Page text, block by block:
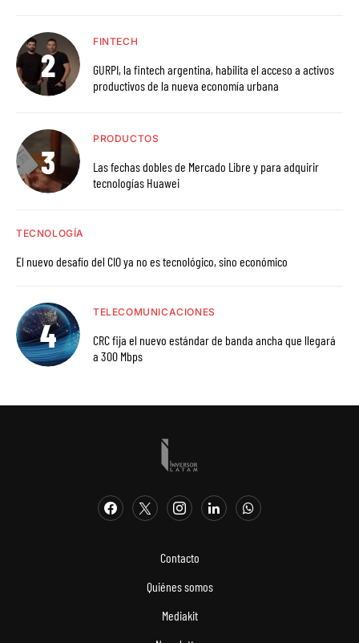
FINTECH
GURPI, la fintech argentina, habilita el acceso a activos
productivos de la nueva economía urbana
PRODUCTOS
Las fechas dobles de Mercado Libre y para adquirir
tecnologías Huawei
TECNOLOGÍA
El nuevo desafío del CIO ya no es tecnológico, sino económico
TELECOMUNICACIONES
CRC fija el nuevo estándar de banda ancha que llegará
a 300 Mbps
Contacto
Quiénes somos
Mediakit